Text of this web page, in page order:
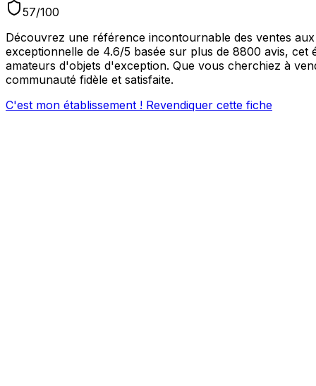
57/100
Découvrez une référence incontournable des ventes
exceptionnelle de 4.6/5 basée sur plus de 8800 avis,
amateurs d'objets d'exception. Que vous cherchiez à
communauté fidèle et satisfaite.
C'est mon établissement ! Revendiquer cette fiche